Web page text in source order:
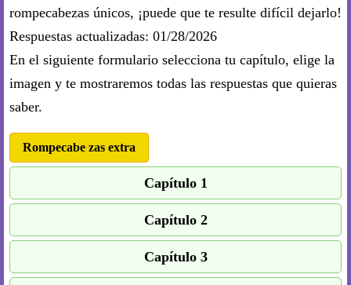
rompecabezas únicos, ¡puede que te resulte difícil dejarlo!
Respuestas actualizadas: 01/28/2026
En el siguiente formulario selecciona tu capítulo, elige la
imagen y te mostraremos todas las respuestas que quieras
saber.
Rompecabe zas extra
Capítulo 1
Capítulo 2
Capítulo 3